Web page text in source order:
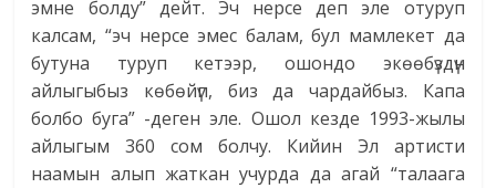
эмне болду” дейт. Эч нерсе деп эле отуруп
калсам, “эч нерсе эмес балам, бул мамлекет да
бутуна туруп кетээр, ошондо экөөбүздүн
айлыгыбыз көбөйүп, биз да чардайбыз. Капа
болбо буга” -деген эле. Ошол кезде 1993-жылы
айлыгым 360 сом болчу. Кийин Эл артисти
наамын алып жаткан учурда да агай “талаага